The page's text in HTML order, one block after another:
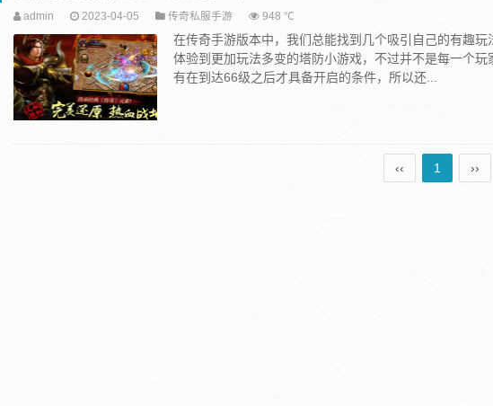
admin 2023-04-05 传奇私服手游 948 ℃
在传奇手游版本中，我们总能找到几个吸引自己的有趣
体验到更加玩法多变的塔防小游戏，不过并不是每一个
有在到达66级之后才具备开启的条件，所以还...
‹‹ 1 ››